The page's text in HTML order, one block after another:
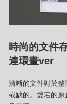
時尚的文件
連環畫ver
清晰的文件對於
或缺的。愛宕的